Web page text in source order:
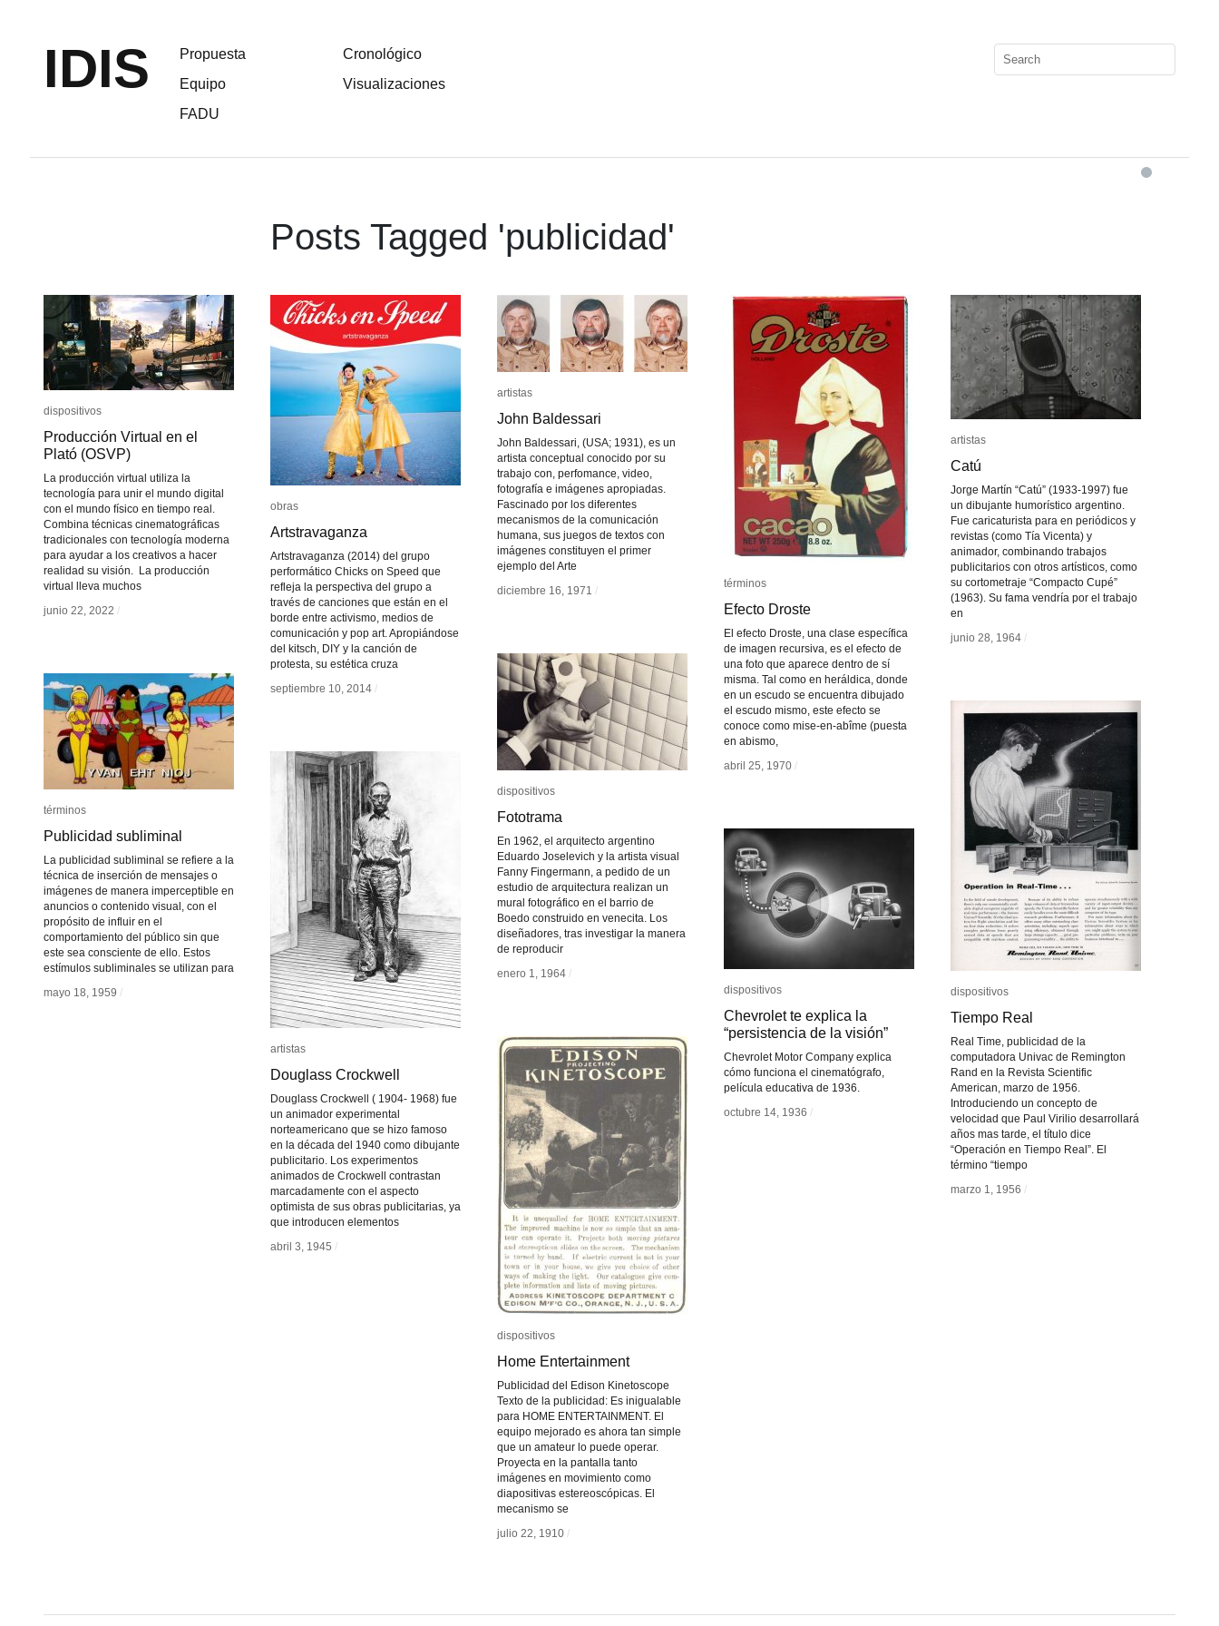
IDIS
Propuesta
Equipo
FADU
Cronológico
Visualizaciones
Posts Tagged 'publicidad'
dispositivos
Producción Virtual en el
Plató (OSVP)
La producción virtual utiliza la
tecnología para unir el mundo digital
con el mundo físico en tiempo real.
Combina técnicas cinematográficas
tradicionales con tecnología moderna
para ayudar a los creativos a hacer
realidad su visión. La producción
virtual lleva muchos
junio 22, 2022 /
dispositivos
Producción Virtual en el
Plató (OSVP)
junio 22, 2022 /
obras
Artstravaganza
Artstravaganza (2014) del grupo
performático Chicks on Speed que
refleja la perspectiva del grupo a
través de canciones que están en el
borde entre activismo, medios de
comunicación y pop art. Apropiándose
del kitsch, DIY y la canción de
protesta, su estética cruza
septiembre 10, 2014 /
obras
Artstravaganza
septiembre 10, 2014 /
artistas
John Baldessari
John Baldessari, (USA; 1931), es un
artista conceptual conocido por su
trabajo con, perfomance, video,
fotografía e imágenes apropiadas.
Fascinado por los diferentes
mecanismos de la comunicación
humana, sus juegos de textos con
imágenes constituyen el primer
ejemplo del Arte
diciembre 16, 1971 /
artistas
John Baldessari
diciembre 16, 1971 /
términos
Efecto Droste
El efecto Droste, una clase específica
de imagen recursiva, es el efecto de
una foto que aparece dentro de sí
misma. Tal como en heráldica, donde
en un escudo se encuentra dibujado
el escudo mismo, este efecto se
conoce como mise-en-abîme (puesta
en abismo,
abril 25, 1970 /
términos
Efecto Droste
abril 25, 1970 /
artistas
Catú
Jorge Martín “Catú” (1933-1997) fue
un dibujante humorístico argentino.
Fue caricaturista para en periódicos y
revistas (como Tía Vicenta) y
animador, combinando trabajos
publicitarios con otros artísticos, como
su cortometraje “Compacto Cupé”
(1963). Su fama vendría por el trabajo
en
junio 28, 1964 /
artistas
Catú
junio 28, 1964 /
dispositivos
Fototrama
En 1962, el arquitecto argentino
Eduardo Joselevich y la artista visual
Fanny Fingermann, a pedido de un
estudio de arquitectura realizan un
mural fotográfico en el barrio de
Boedo construido en venecita. Los
diseñadores, tras investigar la manera
de reproducir
enero 1, 1964 /
dispositivos
Fototrama
enero 1, 1964 /
términos
Publicidad subliminal
La publicidad subliminal se refiere a la
técnica de inserción de mensajes o
imágenes de manera imperceptible en
anuncios o contenido visual, con el
propósito de influir en el
comportamiento del público sin que
este sea consciente de ello. Estos
estímulos subliminales se utilizan para
mayo 18, 1959 /
términos
Publicidad subliminal
mayo 18, 1959 / dispositivos
Tiempo Real
Real Time, publicidad de la
computadora Univac de Remington
Rand en la Revista Scientific
American, marzo de 1956.
Introduciendo un concepto de
velocidad que Paul Virilio desarrollará
años mas tarde, el título dice
“Operación en Tiempo Real”. El
término “tiempo
marzo 1, 1956 /
dispositivos
Tiempo Real
marzo 1, 1956 /
artistas
Douglass Crockwell
Douglass Crockwell ( 1904- 1968) fue
un animador experimental
norteamericano que se hizo famoso
en la década del 1940 como dibujante
publicitario. Los experimentos
animados de Crockwell contrastan
marcadamente con el aspecto
optimista de sus obras publicitarias, ya
que introducen elementos
abril 3, 1945 /
artistas
Douglass Crockwell
abril 3, 1945 /
dispositivos
Chevrolet te explica la
“persistencia de la visión”
Chevrolet Motor Company explica
cómo funciona el cinematógrafo,
película educativa de 1936.
octubre 14, 1936 /
dispositivos
Chevrolet te explica la
“persistencia de la visión”
octubre 14, 1936 /
dispositivos
Home Entertainment
Publicidad del Edison Kinetoscope
Texto de la publicidad: Es inigualable
para HOME ENTERTAINMENT. El
equipo mejorado es ahora tan simple
que un amateur lo puede operar.
Proyecta en la pantalla tanto
imágenes en movimiento como
diapositivas estereoscópicas. El
mecanismo se
julio 22, 1910 /
dispositivos
Home Entertainment
julio 22, 1910 /